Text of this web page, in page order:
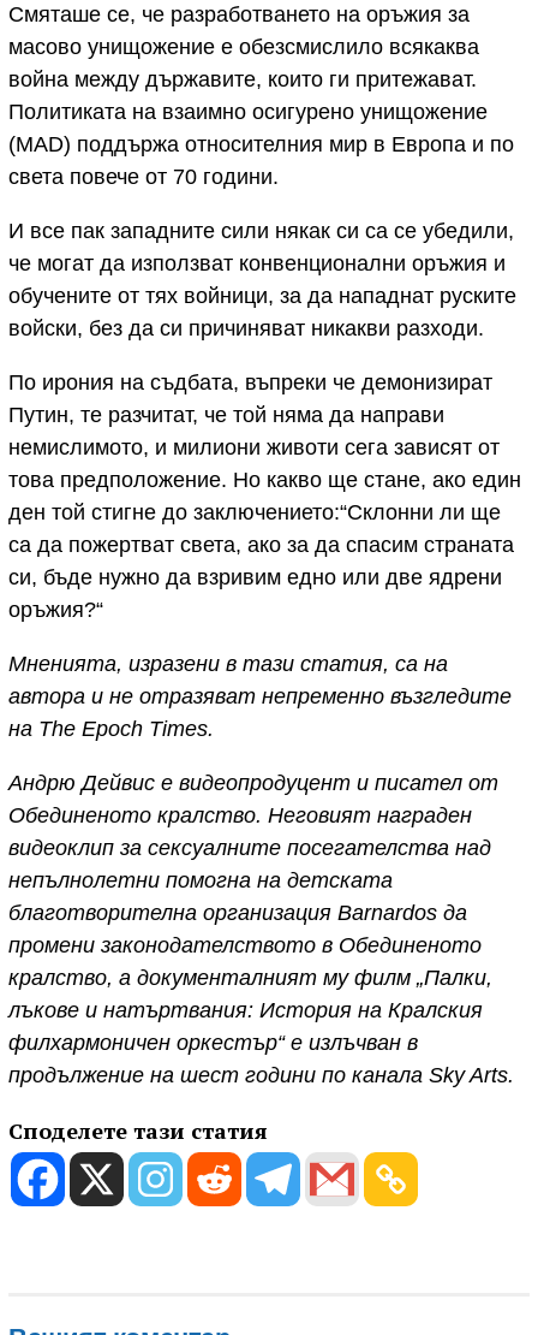
Смяташе се, че разработването на оръжия за
масово унищожение е обезсмислило всякаква
война между държавите, които ги притежават.
Политиката на взаимно осигурено унищожение
(MAD) поддържа относителния мир в Европа и по
света повече от 70 години.
И все пак западните сили някак си са се убедили,
че могат да използват конвенционални оръжия и
обучените от тях войници, за да нападнат руските
войски, без да си причиняват никакви разходи.
По ирония на съдбата, въпреки че демонизират
Путин, те разчитат, че той няма да направи
немислимото, и милиони животи сега зависят от
това предположение. Но какво ще стане, ако един
ден той стигне до заключението:“Склонни ли ще
са да пожертват света, ако за да спасим страната
си, бъде нужно да взривим едно или две ядрени
оръжия?“
Мненията, изразени в тази статия, са на
автора и не отразяват непременно възгледите
на The Epoch Times.
Андрю Дейвис е видеопродуцент и писател от
Обединеното кралство. Неговият награден
видеоклип за сексуалните посегателства над
непълнолетни помогна на детската
благотворителна организация Barnardos да
промени законодателството в Обединеното
кралство, а документалният му филм „Палки,
лъкове и натъртвания: История на Кралския
филхармоничен оркестър“ е излъчван в
продължение на шест години по канала Sky Arts.
Споделете тази статия